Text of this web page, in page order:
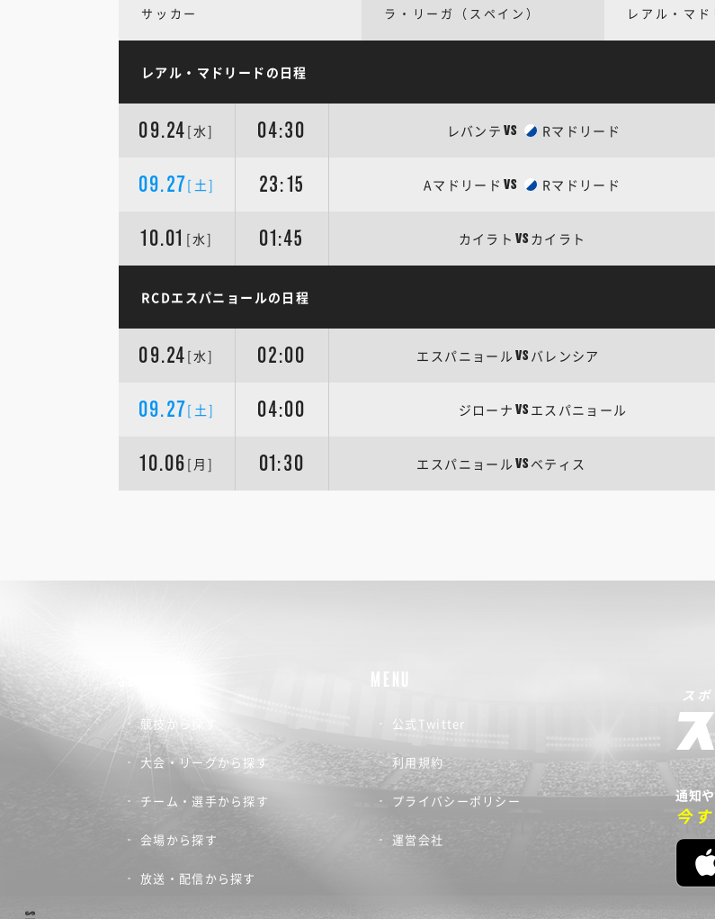
サッカー ラ・リーガ（スペイン） レアル・マド
レアル・マドリードの日程
09.24 [水] 04:30 レバンテ VS Rマドリード
09.27[土] 23:15 Aマドリード VS Rマドリード
10.01 [水] 01:45 カイラト VS カイラト
RCDエスパニョールの日程
09.24 [水] 02:00 エスパニョールVS バレンシア
09.27[土] 04:00 ジローナ VS エスパニョール
10.06 [月] 01:30 エスパニョールVS ベティス
競技から探す
大会・リーグから探す
チーム・選手から探す
会場から探す
放送・配信から探す
MENU
公式Twitter
利用規約
プライバシーポリシー
運営会社
ス
通知
今